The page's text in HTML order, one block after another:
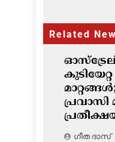
Related
ഗീത ദാസ്‌